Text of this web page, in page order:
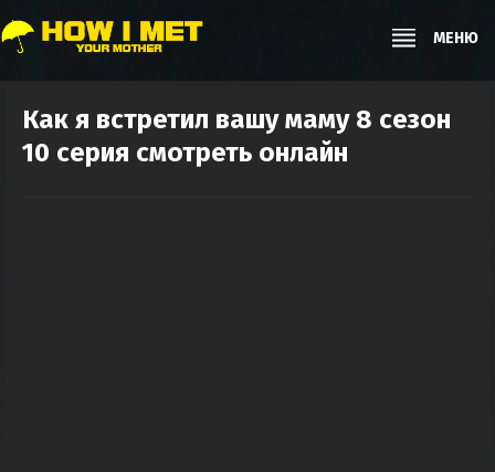
МЕНЮ
Как я встретил вашу маму 8 сезон
10 серия смотреть онлайн